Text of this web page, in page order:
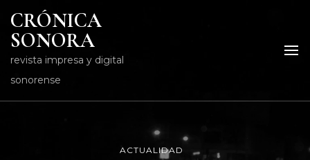
CRÓNICA
SONORA
revista impresa y digital
sonorense
ACTUALIDAD